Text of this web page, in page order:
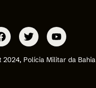
Polícia Militar da Bahia